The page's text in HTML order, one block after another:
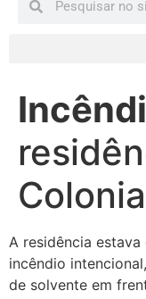
A residência
incêndio
de solvente em